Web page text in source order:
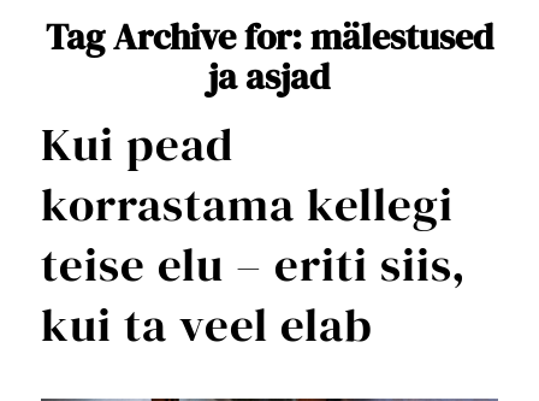
Tag Archive for:mälestused
ja asjad
Kui pead
korrastama kellegi
teise elu – eriti siis,
kui ta veel elab